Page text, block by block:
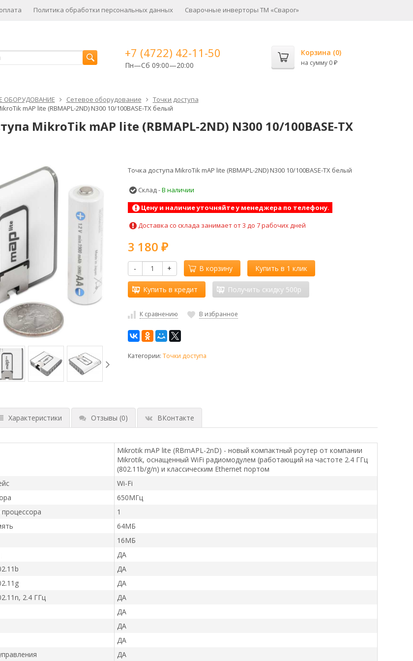
Политика обработки персональных данных Сварочные инверторы ТМ «Сварог»
+7 (4722) 42-11-50
Пн—Сб 09:00—20:00
Корзина (0)
на сумму 0 ₽
ОБОРУДОВАНИЕ Cетевое оборудование
Точки доступа
mAP lite (RBMAPL-2ND) N300 10/100BASE-TX белый
MikroTik mAP lite (RBMAPL-2ND) N300 10/100BASE-TX
Точка доступа MikroTik mAP lite (RBMAPL-2ND) N300 10/100BASE-TX белый
Склад -В наличии
Цену и наличие уточняйте у менеджера по телефону.
Доставка со склада занимает от 3 до 7 рабочих дней
3 180 ₽
- + В корзину Купить в 1 клик
Купить в кредит Получить скидку 500р
К сравнению В избранное
Категории: Точки доступа
Характеристики Отзывы (0) ВКонтакте
Mikrotik mAP lite (RBmAPL-2nD) - новый компактный роутер от компании
Mikrotik, оснащенный WiFi радиомодулем (работающий на частоте 2.4 ГГц
(802.11b/g/n) и классическим Ethernet портом
Wi-Fi
650МГц
1
64МБ
16МБ
ДА
ДА
ДА
2.4 ГГц
ДА
ДА
ДА
ДА
ДА